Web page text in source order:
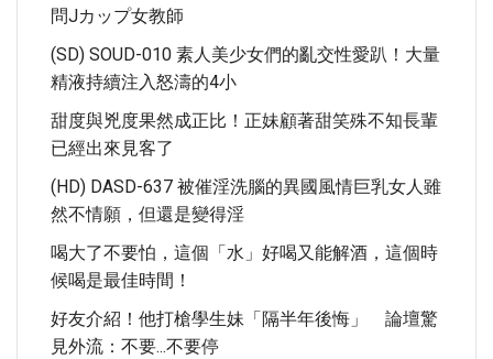
問Jカップ女教師
(SD) SOUD-010 素人美少女們的亂交性愛趴！大量
精液持續注入怒濤的4小
甜度與兇度果然成正比！正妹顧著甜笑殊不知長輩
已經出來見客了
(HD) DASD-637 被催淫洗腦的異國風情巨乳女人雖
然不情願，但還是變得淫
喝大了不要怕，這個「水」好喝又能解酒，這個時
候喝是最佳時間！
好友介紹！他打槍學生妹「隔半年後悔」 論壇驚
見外流：不要...不要停